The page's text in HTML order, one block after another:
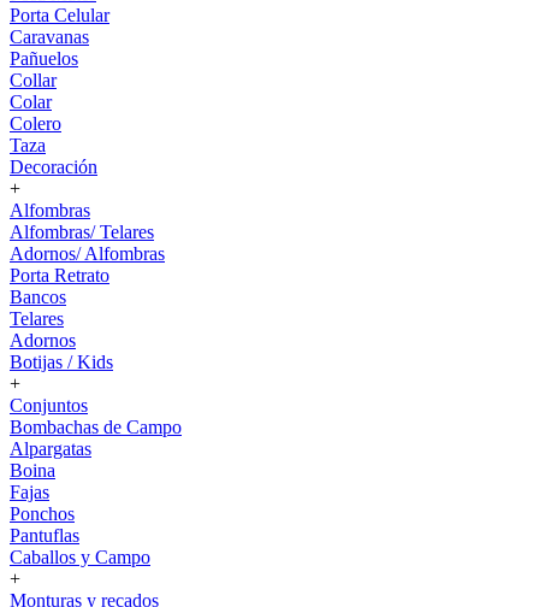
Porta Celular
Caravanas
Pañuelos
Collar
Colar
Colero
Taza
Decoración
+
Alfombras
Alfombras/ Telares
Adornos/ Alfombras
Porta Retrato
Bancos
Telares
Adornos
Botijas / Kids
+
Conjuntos
Bombachas de Campo
Alpargatas
Boina
Fajas
Ponchos
Pantuflas
Caballos y Campo
+
Monturas y recados